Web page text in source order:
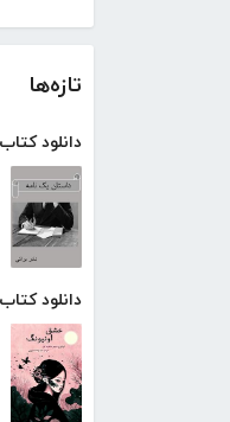
تازه‌ها
دانلود
دانلود